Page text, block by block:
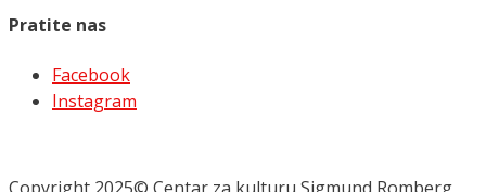
Pratite nas
Facebook
Instagram
Copyright 2025© Centar za kulturu Sigmund Romberg